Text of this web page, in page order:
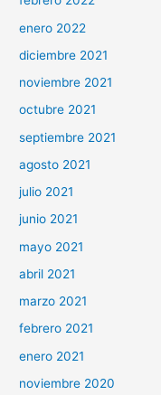
enero 2022
diciembre 2021
noviembre 2021
octubre 2021
septiembre 2021
agosto 2021
julio 2021
junio 2021
mayo 2021
abril 2021
marzo 2021
febrero 2021
enero 2021
noviembre 2020